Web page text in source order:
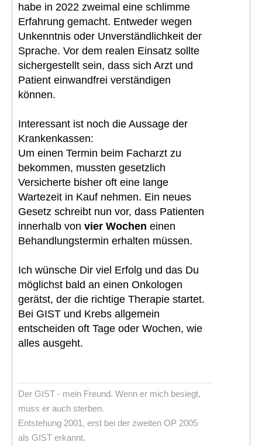
habe in 2022 zweimal eine schlimme
Erfahrung gemacht. Entweder wegen
Unkenntnis oder Unverständlichkeit der
Sprache. Vor dem realen Einsatz sollte
sichergestellt sein, dass sich Arzt und
Patient einwandfrei verständigen
können.
Interessant ist noch die Aussage der
Krankenkassen:
Um einen Termin beim Facharzt zu
bekommen, mussten gesetzlich
Versicherte bisher oft eine lange
Wartezeit in Kauf nehmen. Ein neues
Gesetz schreibt nun vor, dass Patienten
innerhalb von vier Wochen einen
Behandlungstermin erhalten müssen.
Ich wünsche Dir viel Erfolg und das Du
möglichst bald an einen Onkologen
gerätst, der die richtige Therapie startet.
Bei GIST und Krebs allgemein
entscheiden oft Tage oder Wochen, wie
alles ausgeht.
Der GIST - mein Freund. Wenn er mich besiegt,
muss er auch sterben.
Entstehung 2001, erst bei der zweiten OP 2005
als GIST erkannt.